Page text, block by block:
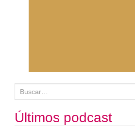
u
sÚltimos podcast